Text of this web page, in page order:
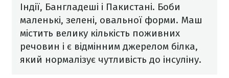
Індії, Бангладеші і Пакистані. Боби
маленькі, зелені, овальної форми. Маш
містить велику кількість поживних
речовин і є відмінним джерелом білка,
який нормалізує чутливість до інсуліну.